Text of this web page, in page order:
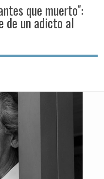
que muerto":
de un adicto al